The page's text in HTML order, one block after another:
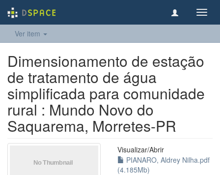
Ver item
Dimensionamento de estação
de tratamento de água
simplificada para comunidade
rural : Mundo Novo do
Saquarema, Morretes-PR
Visualizar/Abrir
PIANARO, Aldrey Nilha.pdf
(4.185Mb)